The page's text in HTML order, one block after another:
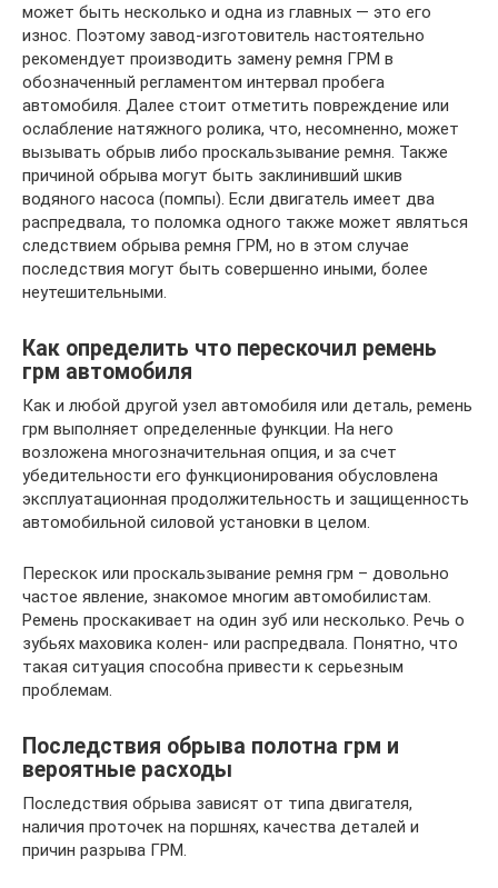
может быть несколько и одна из главных — это его
износ. Поэтому завод-изготовитель настоятельно
рекомендует производить замену ремня ГРМ в
обозначенный регламентом интервал пробега
автомобиля. Далее стоит отметить повреждение или
ослабление натяжного ролика, что, несомненно, может
вызывать обрыв либо проскальзывание ремня. Также
причиной обрыва могут быть заклинивший шкив
водяного насоса (помпы). Если двигатель имеет два
распредвала, то поломка одного также может являться
следствием обрыва ремня ГРМ, но в этом случае
последствия могут быть совершенно иными, более
неутешительными.
Как определить что перескочил ремень
грм автомобиля
Как и любой другой узел автомобиля или деталь, ремень
грм выполняет определенные функции. На него
возложена многозначительная опция, и за счет
убедительности его функционирования обусловлена
эксплуатационная продолжительность и защищенность
автомобильной силовой установки в целом.
Перескок или проскальзывание ремня грм – довольно
частое явление, знакомое многим автомобилистам.
Ремень проскакивает на один зуб или несколько. Речь о
зубьях маховика колен- или распредвала. Понятно, что
такая ситуация способна привести к серьезным
проблемам.
Последствия обрыва полотна грм и
вероятные расходы
Последствия обрыва зависят от типа двигателя,
наличия проточек на поршнях, качества деталей и
причин разрыва ГРМ.